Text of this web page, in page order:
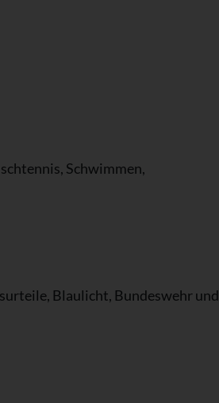
Schwimmen,
Blaulicht, Bundeswehr und